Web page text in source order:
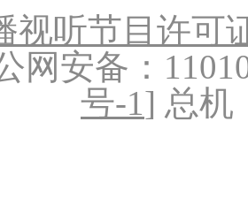
视听节目许可
网安备：
号-1] 总机